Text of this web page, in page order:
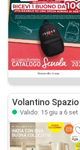
Volantino Spazio
Valido: 15 giu a 6 set